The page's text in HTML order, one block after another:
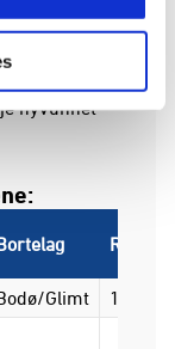
inn 0–2
har de
nyvunnet
Glimt 1-1